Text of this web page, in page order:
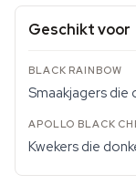
Geschikt voor
Smaakjagers die
Kwekers die